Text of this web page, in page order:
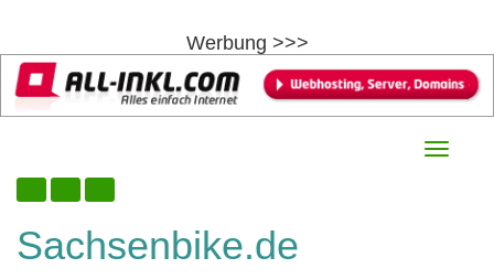
Werbung >>>
content
Toggle
Sachsenbike.de